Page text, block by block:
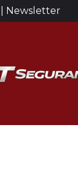
Newsletter